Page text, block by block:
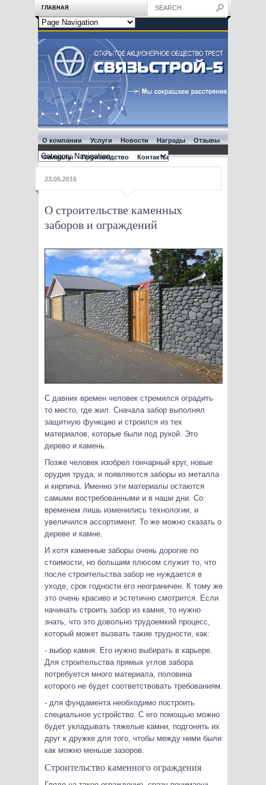
ГЛАВНАЯ
О компании Услуги Новости Награды Отзывы
Филиалы Производство Контакты
23.05.2016
О строительстве каменных
заборов и ограждений
С давних времен человек стремился оградить
то место, где жил. Сначала забор выполнял
защитную функцию и строился из тех
материалов, которые были под рукой. Это
дерево и камень.
Позже человек изобрел гончарный круг, новые
орудия труда, и появляются заборы из металла
и кирпича. Именно эти материалы остаются
самыми востребованными и в наши дни. Со
временем лишь изменились технологии, и
увеличился ассортимент. То же можно сказать о
дереве и камне.
И хотя каменные заборы очень дорогие по
стоимости, но большим плюсом служит то, что
после строительства забор не нуждается в
уходе, срок годности его неограничен. К тому же
это очень красиво и эстетично смотрится. Если
начинать строить забор из камня, то нужно
знать, что это довольно трудоемкий процесс,
который может вызвать такие трудности, как:
- выбор камня. Его нужно выбирать в карьере.
Для строительства прямых углов забора
потребуется много материала, половина
которого не будет соответствовать требованиям.
- для фундамента необходимо построить
специальное устройство. С его помощью можно
будет укладывать тяжелые камни, подгонять их
друг к дружке для того, чтобы между ними были
как можно меньше зазоров.
Строительство каменного ограждения